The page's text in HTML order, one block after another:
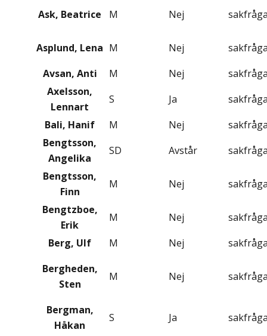
Ask, Beatrice M Nej
Asplund, Lena M Nej
Avsan, Anti
M Nej
Axelsson,
Lennart
S Ja
Bali, Hanif
M Nej
Bengtsson,
Angelika
SD Avstår
Bengtsson,
Finn
M Nej
Bengtzboe,
Erik
M Nej
Berg, Ulf
M Nej
Bergheden,
Sten
M Nej
Bergman,
Håkan
S Ja